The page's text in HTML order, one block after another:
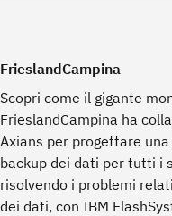
FrieslandCampina
Scopri come il gigante
FrieslandCampina ha
Axians per progettare
backup dei dati per tutti i
risolvendo i problemi
dei dati, con IBM